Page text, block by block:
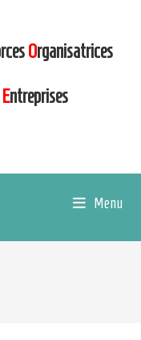
Organisatrices
Entreprises
Menu